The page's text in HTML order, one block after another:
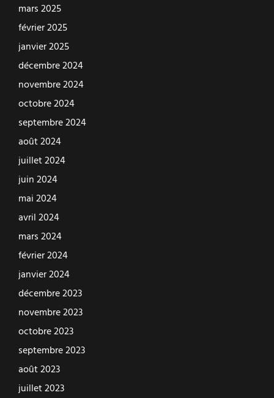
mars 2025
février 2025
janvier 2025
décembre 2024
novembre 2024
octobre 2024
septembre 2024
août 2024
juillet 2024
juin 2024
mai 2024
avril 2024
mars 2024
février 2024
janvier 2024
décembre 2023
novembre 2023
octobre 2023
septembre 2023
août 2023
juillet 2023